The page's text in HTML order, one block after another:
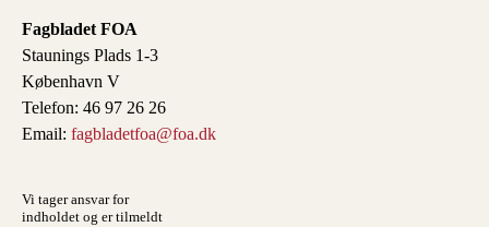
Fagbladet FOA
Staunings Plads 1-3
København V
Telefon: 46 97 26 26
Email: fagbladetfoa@foa.dk
Vi tager ansvar for
indholdet og er tilmeldt